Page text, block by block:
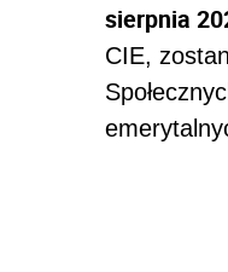
sierpnia
CIE,